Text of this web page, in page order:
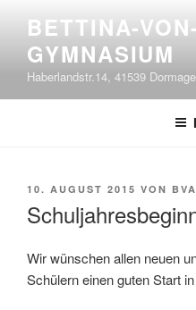
springen
BETTINA-
GYMNASIUM
Haberlandstr.14, 41539
VERÖFFENTLICHT
10. AUGUST 2015 VON
Wir wünschen allen neuen
Schülern einen guten Start